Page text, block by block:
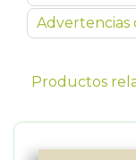
Advertencias
Productos